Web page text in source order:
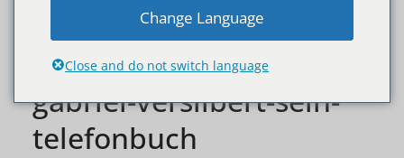
timeline-mit-micky-
beisenherz-kuehnert-
gabriel-versilbert-sein-
telefonbuch
Change Language
Close and do not switch language